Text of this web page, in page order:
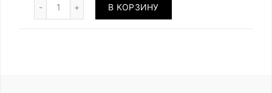
В КОРЗИНУ